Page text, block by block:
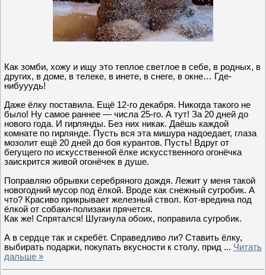
Как зомби, хожу и ищу это теплое светлое в себе, в родных, в
других, в доме, в телеке, в инете, в снеге, в окне… Где-
нибууудь!
Даже ёлку поставила. Ещё 12-го декабря. Никогда такого не
было! Ну самое раннее — числа 25-го. А тут! За 20 дней до
нового года. И гирлянды. Без них никак. Даёшь каждой
комнате по гирлянде. Пусть вся эта мишура надоедает, глаза
мозолит ещё 20 дней до боя курантов. Пусть! Вдруг от
бегущего по искусственной ёлке искусственного огонёчка
заискрится живой огонёчек в душе.
Поправляю обрывки серебряного дождя. Лежит у меня такой
новогодний мусор под ёлкой. Вроде как снежный сугробик. А
что? Красиво прикрывает железный ствол. Кот-вредина под
ёлкой от собаки-полизаки прячется.
Как же! Спрятался! Шуганула обоих, поправила сугробик.
А в сердце так и скребёт. Справедливо ли? Ставить ёлку,
выбирать подарки, покупать вкусности к столу, прид ... Читать
дальше »